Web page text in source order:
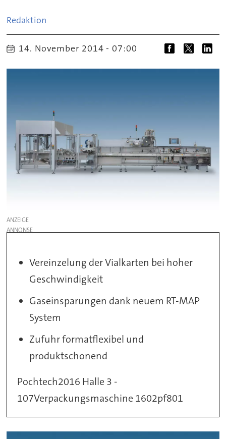
Redaktion
14. November 2014 - 07:00
ANZEIGE
Vereinzelung der Vialkarten bei hoher
Geschwindigkeit
Gaseinsparungen dank neuem RT-MAP
System
Zufuhr formatflexibel und
produktschonend
Pochtech2016 Halle 3 -
107Verpackungsmaschine 1602pf801